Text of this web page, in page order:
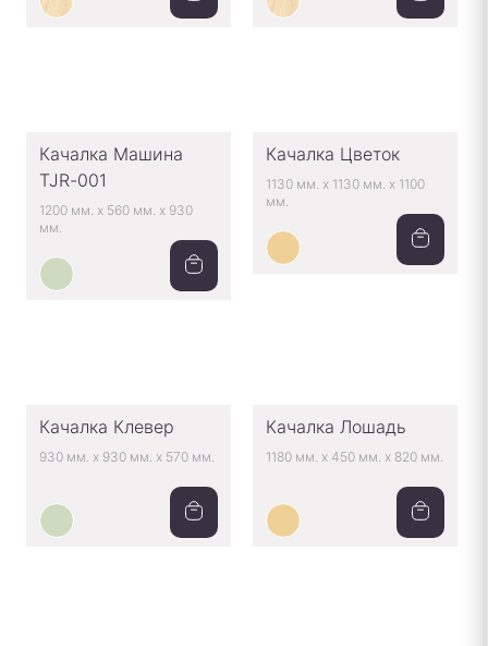
Качалка Машина
TJR-001
1200 мм. x 560 мм. x 930
мм.
Качалка Цветок
1130 мм. x 1130 мм. x 1100
мм.
Качалка Клевер
930 мм. x 930 мм. x 570 мм.
Качалка Лошадь
1180 мм. x 450 мм. x 820 мм.